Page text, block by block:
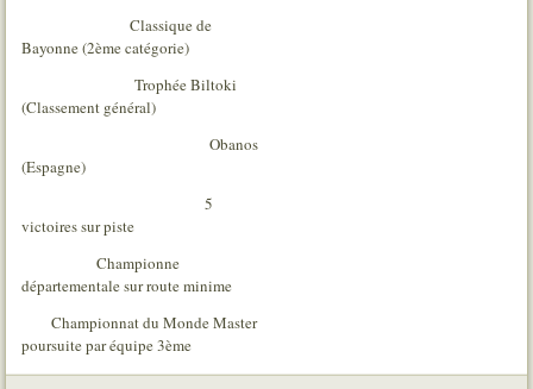
Classique de
Bayonne (2ème catégorie)
Trophée Biltoki
(Classement général)
Obanos
(Espagne)
5
victoires sur piste
Championne
départementale sur route minime
Championnat du Monde Master
poursuite par équipe 3ème